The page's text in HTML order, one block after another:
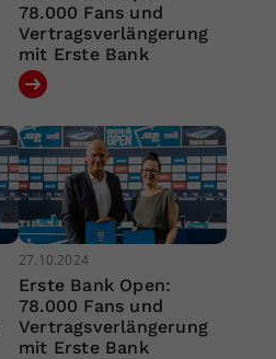
78.000 Fans und
Vertragsverlängerung
mit Erste Bank
27.10.2024
Erste Bank Open:
78.000 Fans und
Vertragsverlängerung
mit Erste Bank